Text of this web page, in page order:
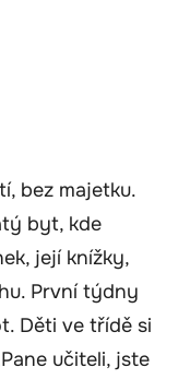
bez majetku.
byt, kde
její knížky,
První týdny
Děti ve třídě si
učiteli, jste